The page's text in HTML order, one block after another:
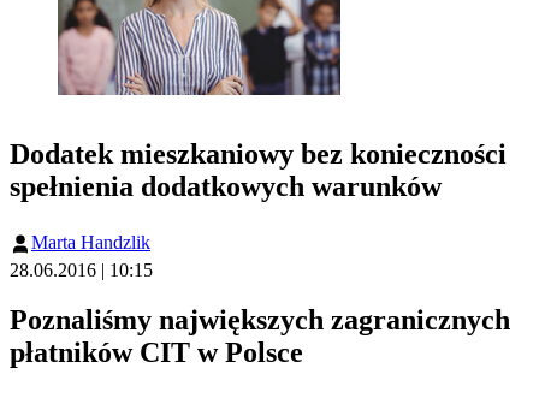
Dodatek mieszkaniowy bez konieczności
spełnienia dodatkowych warunków
Marta Handzlik
28.06.2016 | 10:15
Poznaliśmy największych zagranicznych
płatników CIT w Polsce